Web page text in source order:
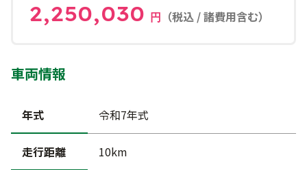
2,250,030 円 （税込 / 諸費用含む）
車両情報
年式 令和7年式
走行距離 10km